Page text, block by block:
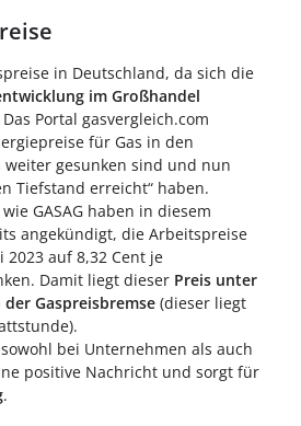
in Deutschland, da sich die
im Großhandel
Das Portal gasvergleich.com
für Gas in den
weiter gesunken sind und nun
Tiefstand erreicht“ haben.
GASAG haben in diesem
angekündigt, die Arbeitspreise
2023 auf 8,32 Cent je
Damit liegt dieser Preis unter
Gaspreisbremse (dieser liegt
bei Unternehmen als auch
positive Nachricht und sorgt für
.